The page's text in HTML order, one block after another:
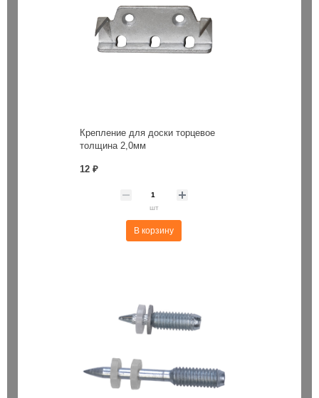
Крепление для доски торцевое
толщина 2,0мм
12 ₽
шт
В корзину